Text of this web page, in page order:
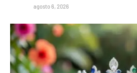
agosto 6, 2026